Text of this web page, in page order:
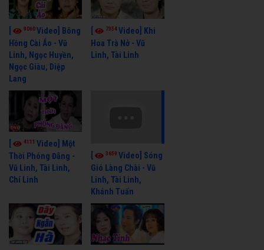
9060Video] Bông
Hồng Cài Áo - Vũ
Linh, Ngọc Huyền,
Ngọc Giàu, Diệp
Lang
7354Video] Khi
Hoa Trà Nở - Vũ
Linh, Tài Linh
4111 Video] Một
Thời Phóng Đãng -
Vũ Linh, Tài Linh,
Chí Linh
3659Video] Sóng
Gió Làng Chài - Vũ
Linh, Tài Linh,
Khánh Tuấn